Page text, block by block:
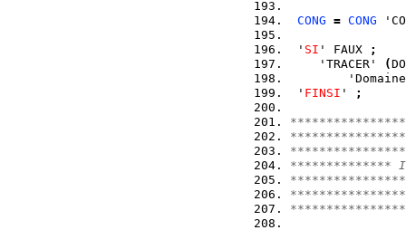
CONG = CONG
' SI ' FAUX
;
    'TRACER'
(
' FINSI ' ;
**************